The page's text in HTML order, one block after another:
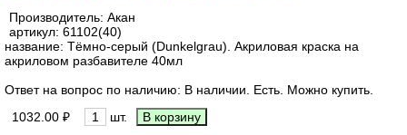
Производитель: Акан
артикул: 61102(40)
название: Тёмно-серый (Dunkelgrau). Акриловая краска на
акриловом разбавителе 40мл
Ответ на вопрос по наличию: В наличии. Есть. Можно купить.
1032.00 ₽
шт.